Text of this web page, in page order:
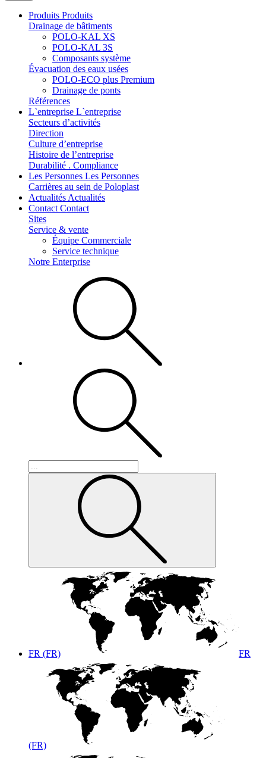
Produits Produits
Drainage de bâtiments
POLO-KAL XS
POLO-KAL 3S
Composants système
Évacuation des eaux usées
POLO-ECO plus Premium
Drainage de ponts
Références
L`entreprise L`entreprise
Secteurs d’activités
Direction
Culture d’entreprise
Histoire de l’entreprise
Durabilité . Compliance
Les Personnes Les Personnes
Carrières au sein de Poloplast
Actualités Actualités
Contact Contact
Sites
Service & vente
Équipe Commerciale
Service technique
Notre Enterprise
FR (FR) FR
(FR)